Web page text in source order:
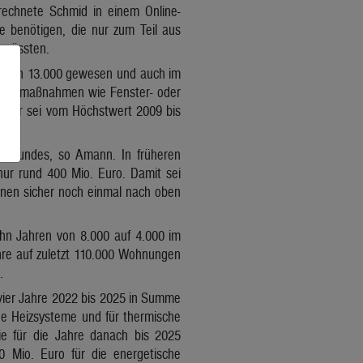
Schmid in einem Online-
benötigen, die nur zum Teil aus
13.000 gewesen und auch im
wie Fenster- oder
sei vom Höchstwert 2009 bis
Bundes, so Amann. In früheren
rund 400 Mio. Euro. Damit sei
sicher noch einmal nach oben
Jahren von 8.000 auf 4.000 im
auf zuletzt 110.000 Wohnungen
Jahre 2022 bis 2025 in Summe
Heizsysteme und für thermische
für die Jahre danach bis 2025
Mio. Euro für die energetische